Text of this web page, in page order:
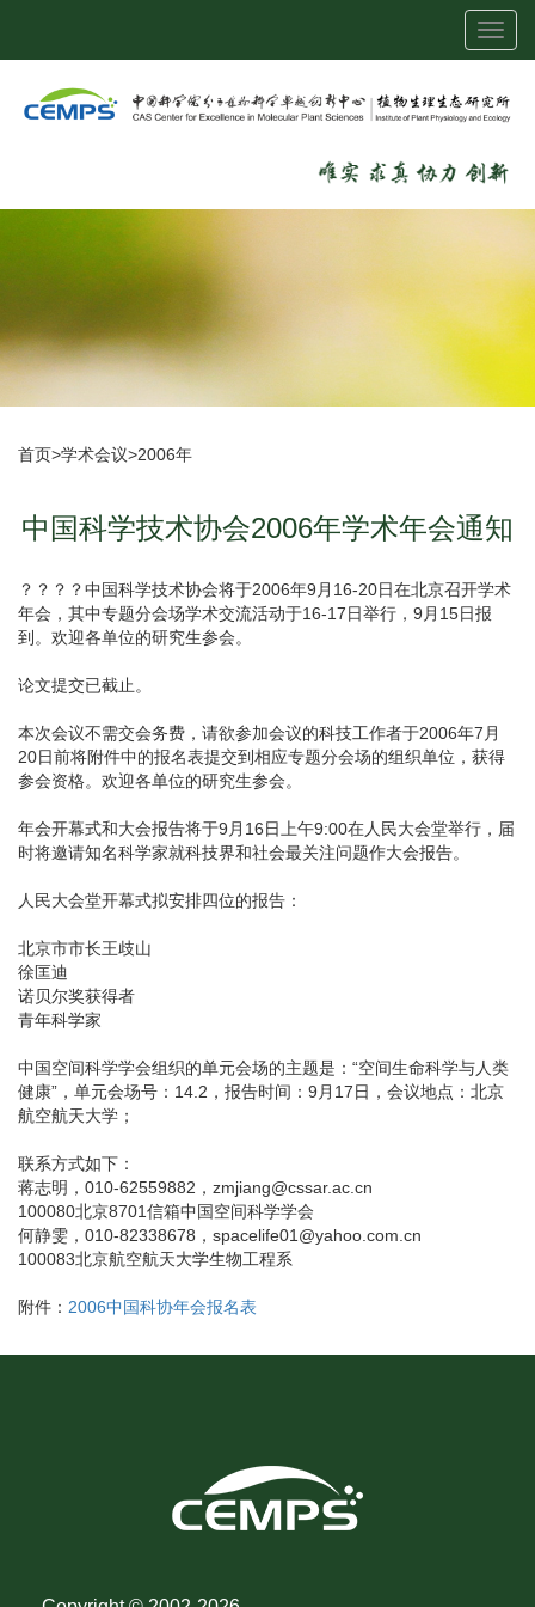
首页>学术会议>2006年
中国科学技术协会2006年学术年会通知
？？？？中国科学技术协会将于2006年9月16-20日在北京召开学术
年会，其中专题分会场学术交流活动于16-17日举行，9月15日报
到。欢迎各单位的研究生参会。
论文提交已截止。
本次会议不需交会务费，请欲参加会议的科技工作者于2006年7月
20日前将附件中的报名表提交到相应专题分会场的组织单位，获得
参会资格。欢迎各单位的研究生参会。
年会开幕式和大会报告将于9月16日上午9:00在人民大会堂举行，届
时将邀请知名科学家就科技界和社会最关注问题作大会报告。
人民大会堂开幕式拟安排四位的报告：
北京市市长王歧山
徐匡迪
诺贝尔奖获得者
青年科学家
中国空间科学学会组织的单元会场的主题是：“空间生命科学与人类
健康”，单元会场号：14.2，报告时间：9月17日，会议地点：北京
航空航天大学；
联系方式如下：
蒋志明，010-62559882，zmjiang@cssar.ac.cn
100080北京8701信箱中国空间科学学会
何静雯，010-82338678，spacelife01@yahoo.com.cn
100083北京航空航天大学生物工程系
附件： 2006中国科协年会报名表